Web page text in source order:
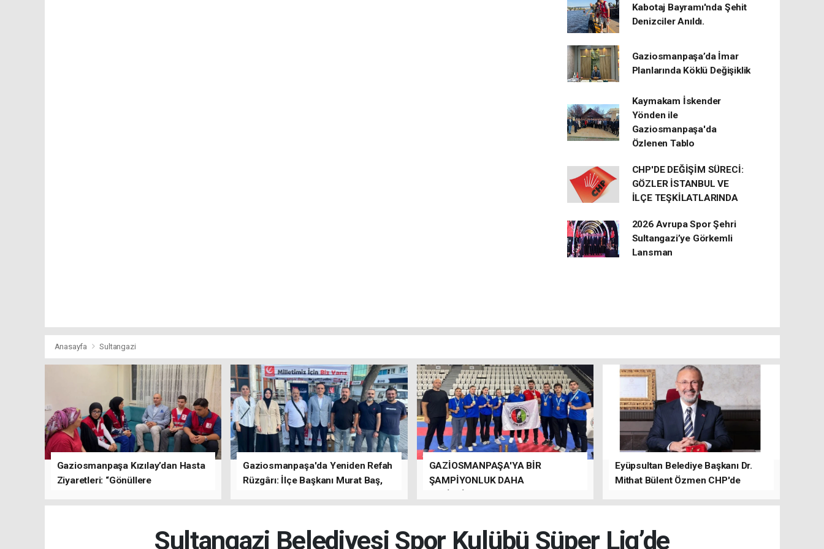
Kabotaj Bayramı'nda Şehit
Denizciler Anıldı.
Gaziosmanpaşa’da İmar
Planlarında Köklü Değişiklik
Kaymakam İskender
Yönden ile
Gaziosmanpaşa'da
Özlenen Tablo
CHP'DE DEĞİŞİM SÜRECİ:
GÖZLER İSTANBUL VE
İLÇE TEŞKİLATLARINDA
2026 Avrupa Spor Şehri
Sultangazi’ye Görkemli
Lansman
Anasayfa Sultangazi
Gaziosmanpaşa Kızılay’dan Hasta
Ziyaretleri: “Gönüllere
Gaziosmanpaşa'da Yeniden Refah
Rüzgârı: İlçe Başkanı Murat Baş,
GAZİOSMANPAŞA'YA BİR
ŞAMPİYONLUK DAHA
Eyüpsultan Belediye Başkanı Dr.
Mithat Bülent Özmen CHP'de
Sultangazi Belediyesi Spor Kulübü Süper Lig’de